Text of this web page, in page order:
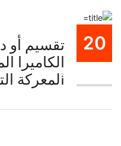
20
اكتوبر
تقسيم أو
الكاميرا
المعركة